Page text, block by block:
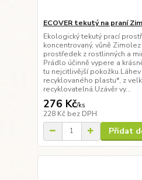
ECOVER tekutý na praní
Ekologický tekutý prací
koncentrovaný, vůně
prostředek z rostlinných a
Prádlo účinně vypere a
tu nejcitlivější
recyklovaného plastu*, z
recyklovatelná.Uzávěr vy...
276 Kč/ks
228 Kč bez DPH
Přidat